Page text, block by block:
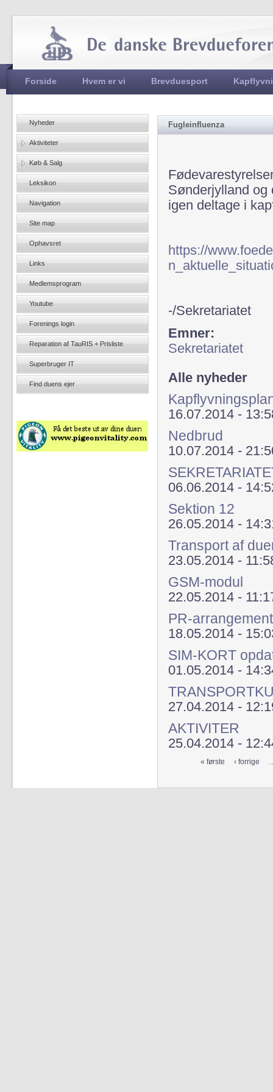
Hovedmenu
Forside Hvem er vi Brevduesport
Fugleinfluenza
Sønderjylland og
igen deltage i
https://
-/Sekretariatet
Emner:
Sekretariatet
Alle nyheder
16.07.2014 -
Nedbrud
10.07.2014 -
06.06.2014 -
Sektion 12
26.05.2014 -
Transport af
23.05.2014 -
GSM-modul
22.05.2014 -
PR-
18.05.2014 -
SIM-KORT
01.05.2014 -
27.04.2014 -
AKTIVITER
25.04.2014 -
« første ‹ forrige
Nyheder
Aktiviteter
Køb & Salg
Leksikon
Navigation
Site map
Ophavsret
Links
Medlemsprogram
Youtube
Forenings login
Reparation af TauRIS + Prisliste
Superbruger IT
Find duens ejer